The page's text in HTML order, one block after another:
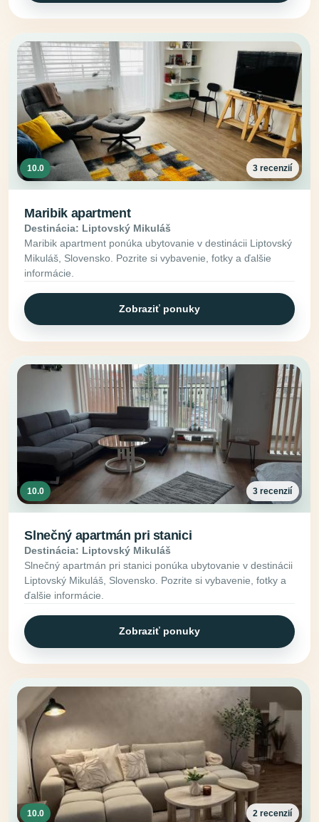
10.0 3 recenzií
Maribik apartment
Destinácia: Liptovský Mikuláš
Maribik apartment ponúka ubytovanie v destinácii Liptovský
Mikuláš, Slovensko. Pozrite si vybavenie, fotky a ďalšie
informácie.
Zobraziť ponuky
10.0 3 recenzií
Slnečný apartmán pri stanici
Destinácia: Liptovský Mikuláš
Slnečný apartmán pri stanici ponúka ubytovanie v destinácii
Liptovský Mikuláš, Slovensko. Pozrite si vybavenie, fotky a
ďalšie informácie.
Zobraziť ponuky
10.0 2 recenzií